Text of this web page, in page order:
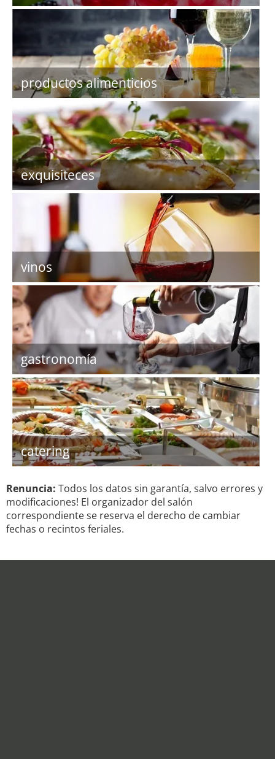
productos alimenticios
exquisiteces
vinos
gastronomía
catering
Renuncia: Todos los datos sin garantía, salvo errores y
modificaciones! El organizador del salón
correspondiente se reserva el derecho de cambiar
fechas o recintos feriales.